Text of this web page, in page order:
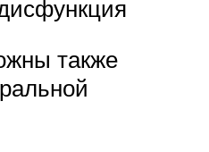
также